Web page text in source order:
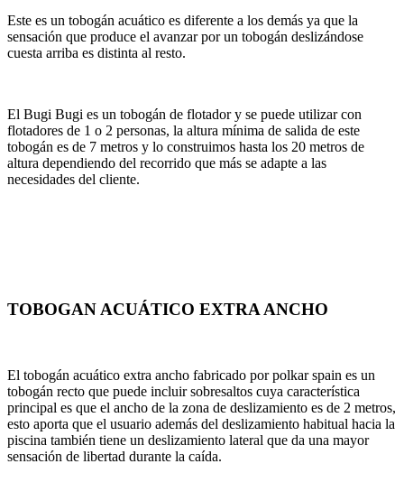
Este es un tobogán acuático es diferente a los demás ya que la
sensación que produce el avanzar por un tobogán deslizándose
cuesta arriba es distinta al resto.
El Bugi Bugi es un tobogán de flotador y se puede utilizar con
flotadores de 1 o 2 personas, la altura mínima de salida de este
tobogán es de 7 metros y lo construimos hasta los 20 metros de
altura dependiendo del recorrido que más se adapte a las
necesidades del cliente.
TOBOGAN ACUÁTICO EXTRA ANCHO
El tobogán acuático extra ancho fabricado por polkar spain es un
tobogán recto que puede incluir sobresaltos cuya característica
principal es que el ancho de la zona de deslizamiento es de 2 metros,
esto aporta que el usuario además del deslizamiento habitual hacia la
piscina también tiene un deslizamiento lateral que da una mayor
sensación de libertad durante la caída.